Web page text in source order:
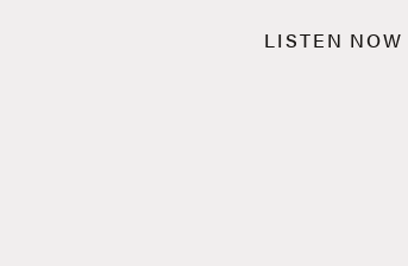
LISTEN NOW